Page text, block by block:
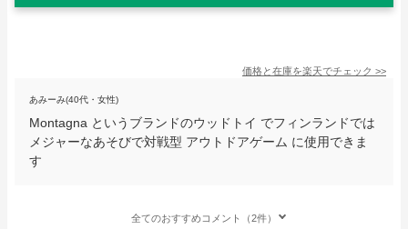
価格と在庫を楽天でチェック >>
あみーみ(40代・女性)
Montagna というブランドのウッドトイ でフィンランドでは
メジャーなあそびで対戦型 アウトドアゲーム に使用できま
す
全てのおすすめコメント（2件）